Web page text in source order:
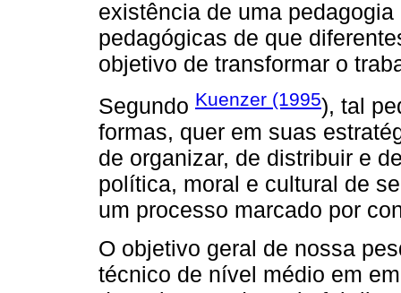
existência de uma
pedagógicas de que
objetivo de transformar o
Segundo Kuenzer (1995), tal
formas, quer em suas
de organizar, de distribuir e
política, moral e cultural de
um processo marcado por
O objetivo geral de nossa
técnico de nível médio em